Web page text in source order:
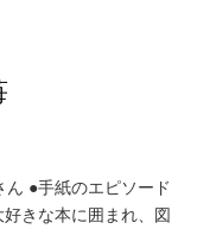
●手紙のエピソード
きな本に囲まれ、図